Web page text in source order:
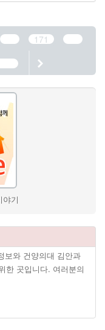
170 171
172
기
보와 건양의대 김안과
한 곳입니다. 여러분의